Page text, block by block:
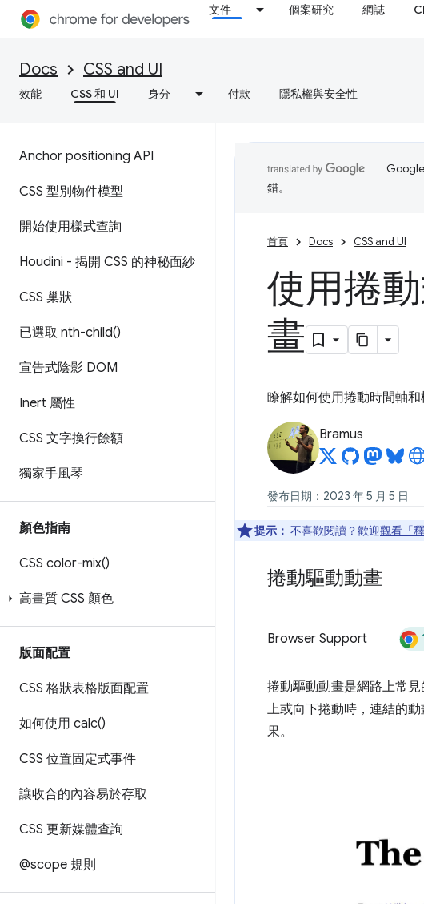
文件 個案研究 網誌
Docs CSS and UI
效能 CSS 和 UI 身分 付款 隱私權與安全性
Anchor positioning API
CSS 型別物件模型
開始使用樣式查詢
Houdini - 揭開 CSS 的神秘面紗
CSS 巢狀
已選取 nth-child()
宣告式陰影 DOM
Inert 屬性
CSS 文字換行餘額
獨家手風琴
顏色指南
CSS color-mix()
高畫質 CSS 顏色
版面配置
CSS 格狀表格版面配置
如何使用 calc()
CSS 位置固定式事件
讓收合的內容易於存取
CSS 更新媒體查詢
@scope 規則
錯。
首頁 Docs CSS and UI
使用捲
畫
瞭解如何使用捲動時間軸
Bramus
發布日期：2023 年 5 月 5 日
提示： 不喜歡閱讀？歡迎觀看「
捲動驅動動畫
Browser Support
捲動驅動動畫是網路上常
上或向下捲動時，連結的
果。